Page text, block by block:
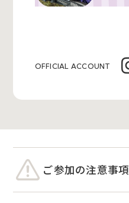
OFFICIAL ACCOUNT
ご参加の注意事項